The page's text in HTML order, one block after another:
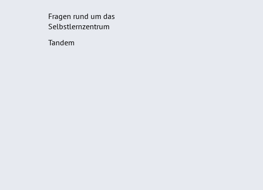
Fragen rund um das
Selbstlernzentrum
Tandem